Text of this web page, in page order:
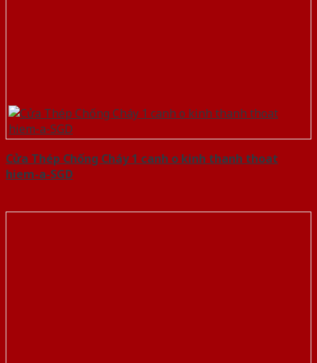
Cửa Thép Chống Cháy 1 canh o kinh thanh thoat
hiem-a-SGD